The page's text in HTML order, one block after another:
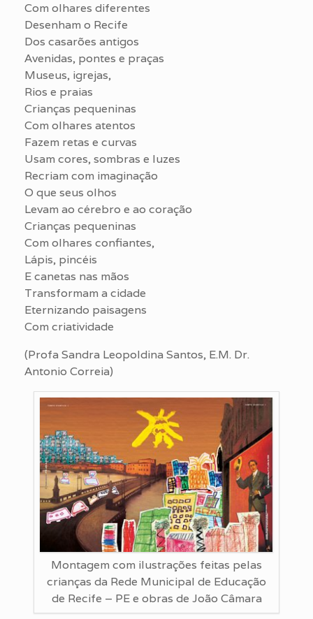
Com olhares diferentes
Desenham o Recife
Dos casarões antigos
Avenidas, pontes e praças
Museus, igrejas,
Rios e praias
Crianças pequeninas
Com olhares atentos
Fazem retas e curvas
Usam cores, sombras e luzes
Recriam com imaginação
O que seus olhos
Levam ao cérebro e ao coração
Crianças pequeninas
Com olhares confiantes,
Lápis, pincéis
E canetas nas mãos
Transformam a cidade
Eternizando paisagens
Com criatividade
(Profa Sandra Leopoldina Santos, E.M. Dr.
Antonio Correia)
Montagem com ilustrações feitas pelas
crianças da Rede Municipal de Educação
de Recife – PE e obras de João Câmara